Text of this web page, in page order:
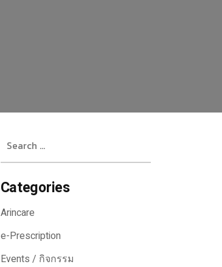
for:
Categories
Arincare
e-Prescription
Events / กิจกรรม